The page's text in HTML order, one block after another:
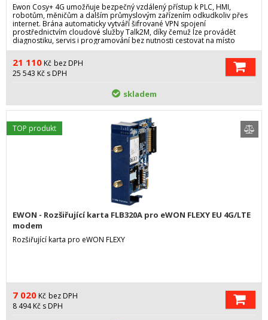
Ewon Cosy+ 4G umožňuje bezpečný vzdálený přístup k PLC, HMI,
robotům, měničům a dalším průmyslovým zařízením odkudkoliv přes
internet. Brána automaticky vytváří šifrované VPN spojení
prostřednictvím cloudové služby Talk2M, díky čemuž lze provádět
diagnostiku, servis i programování bez nutnosti cestovat na místo
instalace.
21 110 Kč bez DPH
25 543 Kč s DPH
skladem
EWON - Rozšiřující karta FLB320A pro eWON FLEXY EU 4G/LTE
modem
Rozšiřující karta pro eWON FLEXY
7 020 Kč bez DPH
8 494Kč s DPH
TOP produkt